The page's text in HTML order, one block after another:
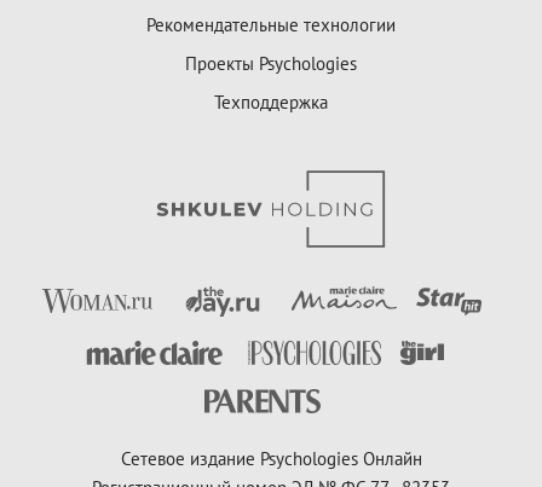
Рекомендательные технологии
Проекты Psychologies
Техподдержка
Сетевое издание Psychologies Онлайн